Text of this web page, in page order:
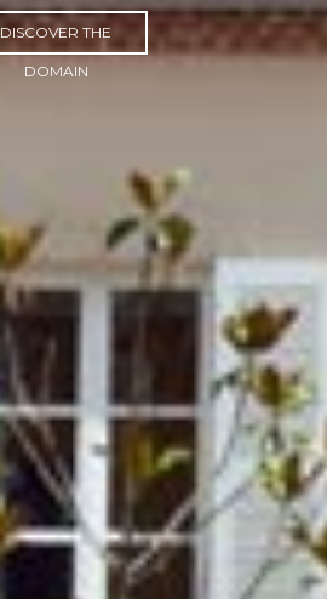
DISCOVER THE
DOMAIN